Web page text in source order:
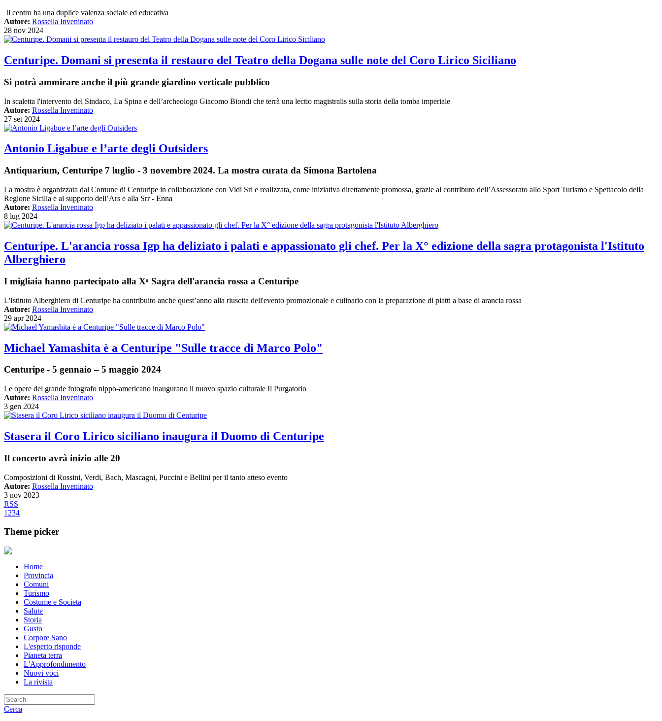
Il centro ha una duplice valenza sociale ed educativa
Autore: Rossella Inveninato
28 nov 2024
Centuripe. Domani si presenta il restauro del Teatro della Dogana sulle note del Coro Lirico Siciliano
Si potrà ammirare anche il più grande giardino verticale pubblico
In scaletta l'intervento del Sindaco, La Spina e dell’archeologo Giacomo Biondi che terrà una lectio magistralis sulla storia della tomba imperiale
Autore: Rossella Inveninato
27 set 2024
Antonio Ligabue e l’arte degli Outsiders
Antiquarium, Centuripe 7 luglio - 3 novembre 2024. La mostra curata da Simona Bartolena
La mostra è organizzata dal Comune di Centuripe in collaborazione con Vidi Srl e realizzata, come iniziativa direttamente promossa, grazie al contributo dell’Assessorato allo Sport Turismo e Spettacolo della
Regione Sicilia e al supporto dell’Ars e alla Srr - Enna
Autore: Rossella Inveninato
8 lug 2024
Centuripe. L'arancia rossa Igp ha deliziato i palati e appassionato gli chef. Per la X° edizione della sagra protagonista l'Istituto
Alberghiero
I migliaia hanno partecipato alla Xᵃ Sagra dell'arancia rossa a Centuripe
L'Istituto Alberghiero di Centuripe ha contribuito anche quest’anno alla riuscita dell'evento promozionale e culinario con la preparazione di piatti a base di arancia rossa
Autore: Rossella Inveninato
29 apr 2024
Michael Yamashita è a Centuripe "Sulle tracce di Marco Polo"
Centuripe - 5 gennaio – 5 maggio 2024
Le opere del grande fotografo nippo-americano inaugurano il nuovo spazio culturale Il Purgatorio
Autore: Rossella Inveninato
3 gen 2024
Stasera il Coro Lirico siciliano inaugura il Duomo di Centuripe
Il concerto avrà inizio alle 20
Composizioni di Rossini, Verdi, Bach, Mascagni, Puccini e Bellini per il tanto atteso evento
Autore: Rossella Inveninato
3 nov 2023
RSS
1 234
Theme picker
Home
Provincia
Comuni
Turismo
Costume e Societa
Salute
Storia
Gusto
Corpore Sano
L'esperto risponde
Pianeta terra
L'Approfondimento
Nuovi voci
La rivista
Cerca